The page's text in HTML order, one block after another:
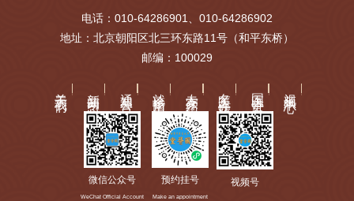
电话：010-64286901、010-64286902
地址：北京朝阳区北三环东路11号（和平东桥）
邮编：100029
微信公众号
WeChat Official Account
预约挂号
Make an appointment
视频号